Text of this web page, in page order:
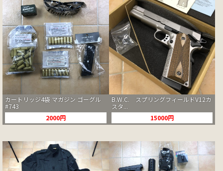
カートリッジ4袋 マガジン ゴーグル
#743
2000円
B.W.C. スプリングフィールドV12カ
スタ...
15000円